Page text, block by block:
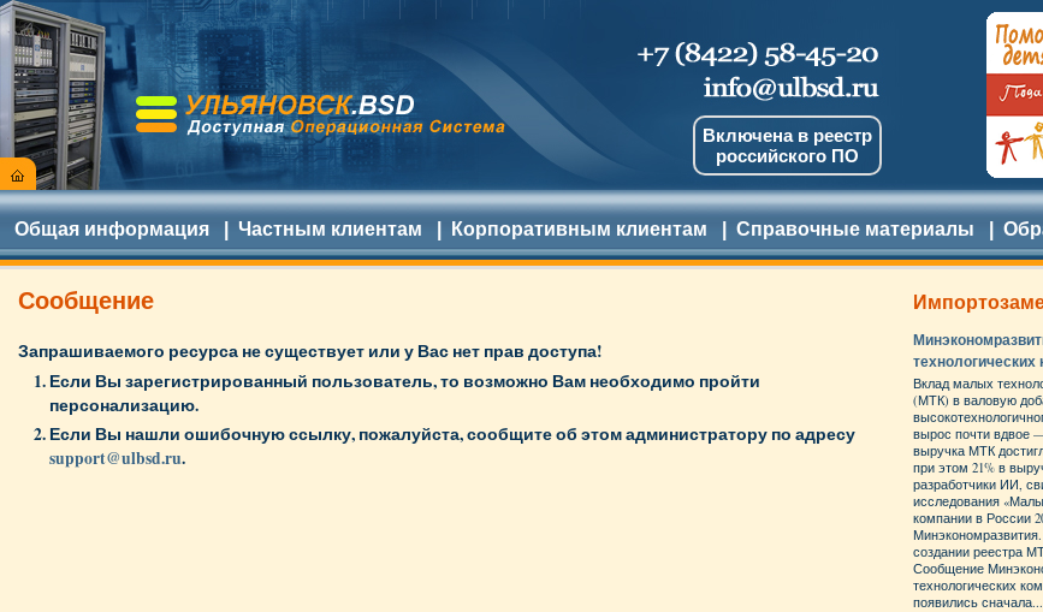
Включена в реестр
российского ПО
Общая информация Частным клиентам Корпоративным клиентам Справочные материалы
Сообщение
Запрашиваемого ресурса не существует или у Вас нет прав доступа!
Если Вы зарегистрированный пользователь, то возможно Вам необходимо пройти
персонализацию.
Если Вы нашли ошибочную ссылку, пожалуйста, сообщите об этом администратору по адресу
support@ulbsd.ru.
Вклад малых
(МТК) в валовую
вырос почти вдвое
выручка МТК
при этом 21% в
разработчики ИИ,
исследования
компании в России
создании реестра
Сообщение
технологических
появились сначала...